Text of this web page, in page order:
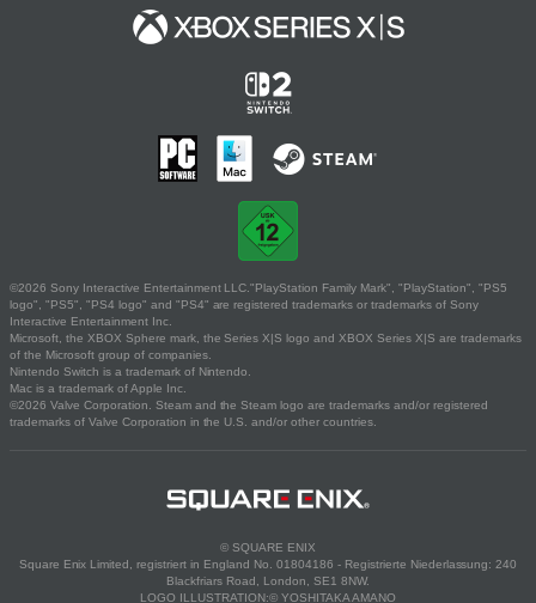
©2026 Sony Interactive Entertainment LLC."PlayStation Family Mark", "PlayStation", "PS5
logo", "PS5", "PS4 logo" and "PS4" are registered trademarks or trademarks of Sony
Interactive Entertainment Inc.
Microsoft, the XBOX Sphere mark, the Series X|S logo and XBOX Series X|S are trademarks
of the Microsoft group of companies.
Nintendo Switch is a trademark of Nintendo.
Mac is a trademark of Apple Inc.
©2026 Valve Corporation. Steam and the Steam logo are trademarks and/or registered
trademarks of Valve Corporation in the U.S. and/or other countries.
© SQUARE ENIX
Square Enix Limited, registriert in England No. 01804186 - Registrierte Niederlassung: 240
Blackfriars Road, London, SE1 8NW.
LOGO ILLUSTRATION:© YOSHITAKA AMANO